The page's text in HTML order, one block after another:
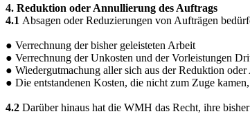
4. Reduktion oder Annullierung des Auftrags
4.1 Absagen oder Reduzierungen von Aufträgen
● Verrechnung der bisher geleisteten Arbeit
● Verrechnung der Unkosten und der Vorleistungen
● Wiedergutmachung aller sich aus der Reduktion
● Die entstandenen Kosten, die nicht zum Zuge
4.2 Darüber hinaus hat die WMH das Recht, ihre